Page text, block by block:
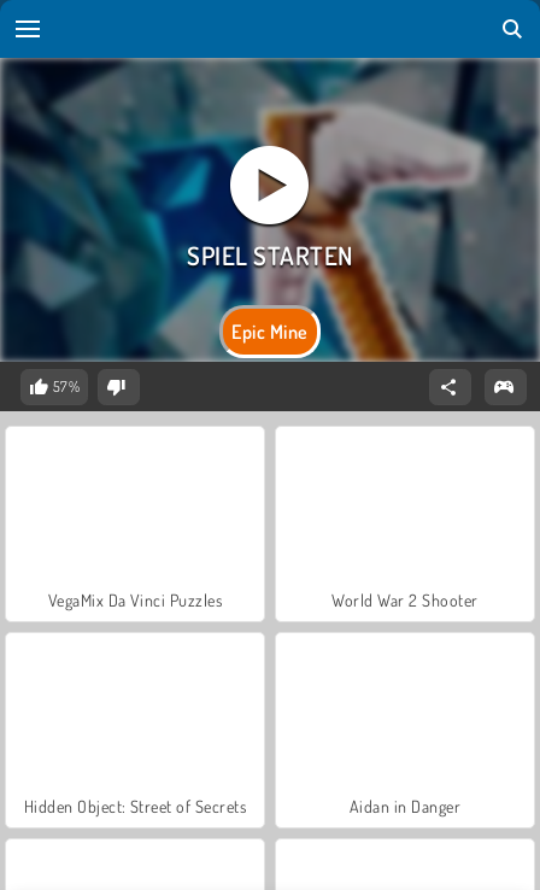
Epic Mine
57%
VegaMix Da Vinci Puzzles World War 2 Shooter
Hidden Object: Street of Secrets Aidan in Danger